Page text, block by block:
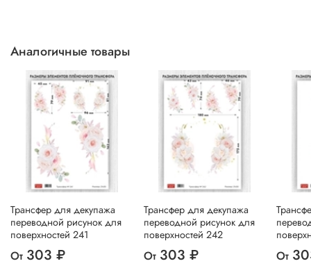
Аналогичные товары
Трансфер для декупажа
переводной рисунок для
поверхностей 241
От 303 ₽
Трансфер для декупажа
переводной рисунок для
поверхностей 242
От 303 ₽ От